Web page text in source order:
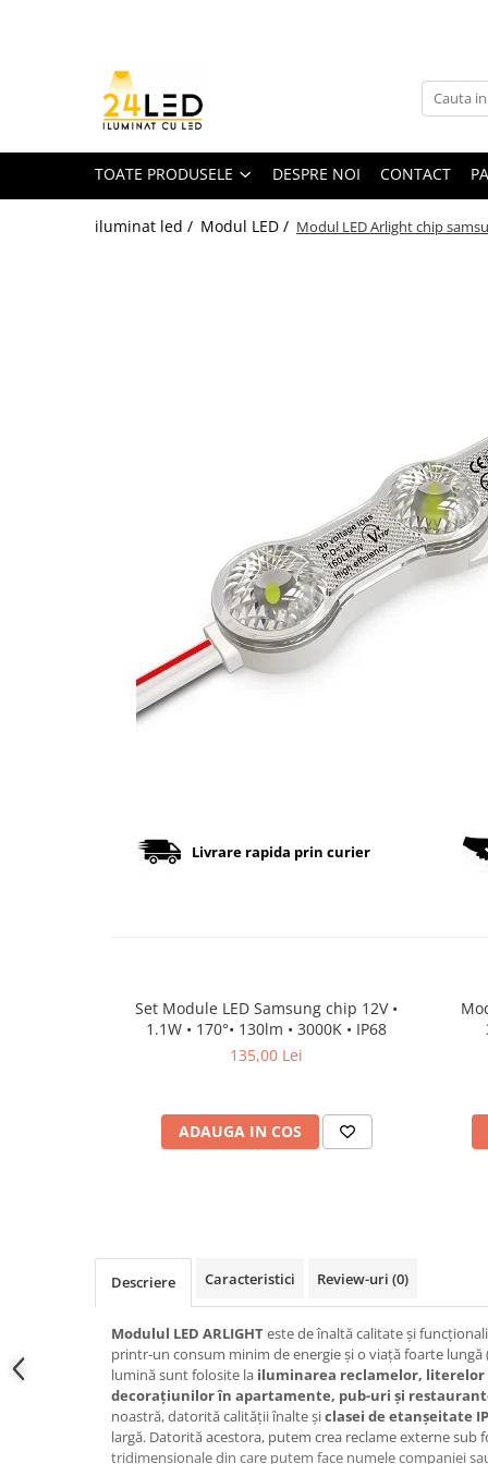
Toate Produsele
Banda Led COB
Banda LED 12V
Banda LED RGB
Comutatoare / Detectoare PIR
Stechere si Cuple
Sina Magnetica Slim 5mm 24V
Corpuri EXIT
Corpuri Industriale LED
Corpuri liniare LED
Panouri LED
TOATE PRODUSELE DESPRE NOI CONTACT
iluminat led / Modul LED / Modul LED Arlight chip
Livrare rapida prin curier
Set Module LED Samsung chip 12V •
1.1W • 170°• 130lm • 3000K • IP68
135,00 Lei
ADAUGA IN COS
Descriere Caracteristici Review-uri (0)
Modulul LED ARLIGHTeste de înaltă calitate și
printr-un consum minim de energie și o viață foarte lungă
lumină sunt folosite la iluminarea reclamelor, literelor
decorațiunilor în apartamente, pub-uri și
noastră, datorită calității înalte șiclasei de etanșeitate
largă. Datorită acestora, putem crea reclame externe sub
tridimensionale din care putem face numele companiei